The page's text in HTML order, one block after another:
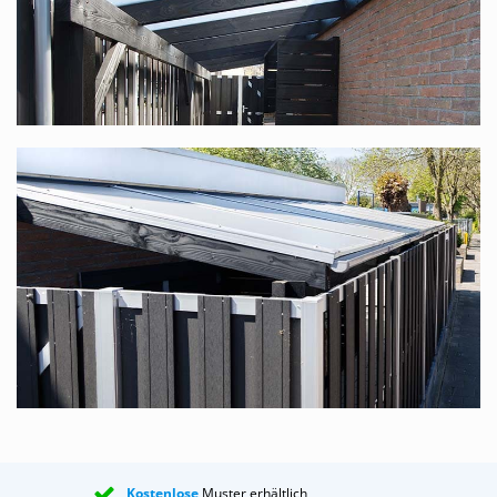
Polycarbonat-Komplettdach in vielen
verschiedenen Maßen
Dieses Komplettdach bieten wir in vielen verschiedenen
Maßen an. Die Standardbreite reicht von 1,06 m bis
12,06 m (dank unseres modularen Systems ist die Breite
stufenlos), die Tiefe ist in 6 Größen verfügbar: 2,5 m, 3 m,
3,5 m, 4 m, 4,5 m und 5 m. In jedem Fall haben Sie die
Wahl zwischen transparenten oder opalweißen Platten.
Bedenken Sie, dass Sie, wenn Sie mit mehreren Personen
an einem Tisch sitzen möchten, eine Tiefe von mindestens
3,5 m wählen sollten.
Transparente oder opalweiße Polycarbonat-
Stegplatten?
Wir haben einen ganz einfachen Ratschlag für Sie. Wenn
Kostenlose Muster erhältlich